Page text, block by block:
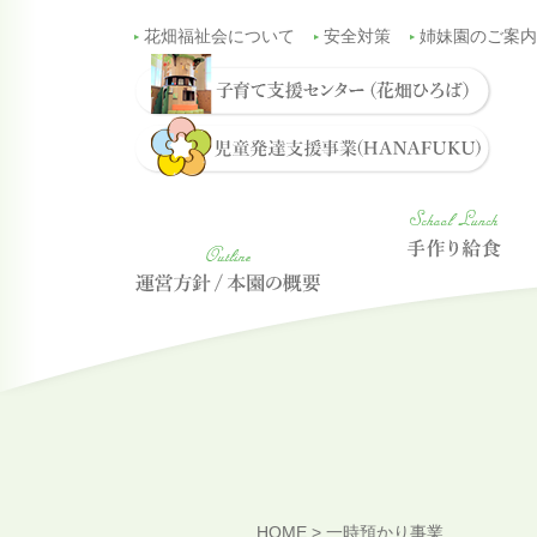
花畑福祉会について 安全対策 姉妹園のご案内
HOME > 一時預かり事業